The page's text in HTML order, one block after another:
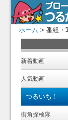
ホーム > 番組・
新着動画
人気動画
つるいち！
街角探検隊